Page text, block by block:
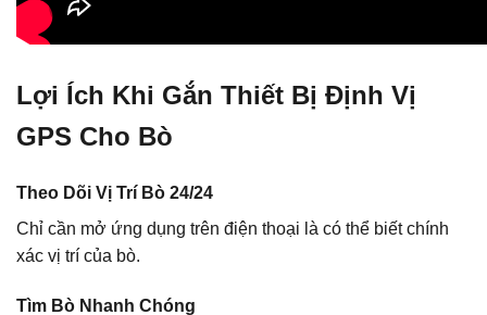
Lợi Ích Khi Gắn Thiết Bị Định Vị
GPS Cho Bò
Theo Dõi Vị Trí Bò 24/24
Chỉ cần mở ứng dụng trên điện thoại là có thể biết chính
xác vị trí của bò.
Tìm Bò Nhanh Chóng